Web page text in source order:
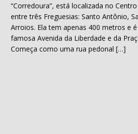
“Corredoura”, está localizada no
entre três Freguesias: Santo Antônio,
Arroios. Ela tem apenas 400 metros e
famosa Avenida da Liberdade e da
Começa como uma rua pedonal […]